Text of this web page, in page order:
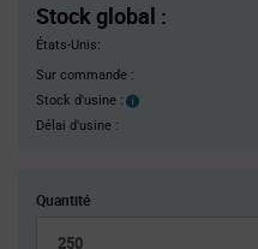
Stock global :
États-Unis:
Sur commande :
Stock d'usine :
Stock
Délai d'usine :
Quantité